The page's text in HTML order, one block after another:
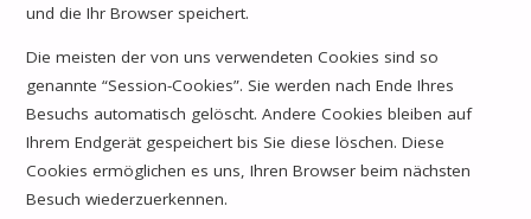
und die Ihr Browser speichert.
Die meisten der von uns verwendeten Cookies sind so
genannte “Session-Cookies”. Sie werden nach Ende Ihres
Besuchs automatisch gelöscht. Andere Cookies bleiben auf
Ihrem Endgerät gespeichert bis Sie diese löschen. Diese
Cookies ermöglichen es uns, Ihren Browser beim nächsten
Besuch wiederzuerkennen.